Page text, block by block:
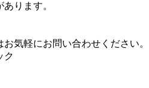
ります。
気軽にお問い合わせください。
ク